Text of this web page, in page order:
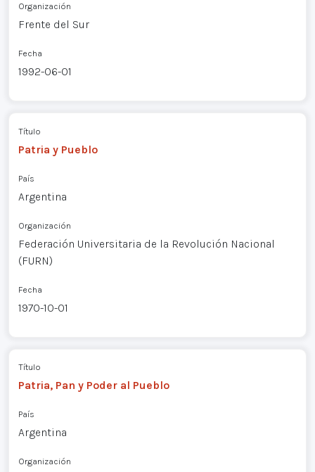
Organización
Frente del Sur
Fecha
1992-06-01
Título
Patria y Pueblo
País
Argentina
Organización
Federación Universitaria de la Revolución Nacional
(FURN)
Fecha
1970-10-01
Título
Patria, Pan y Poder al Pueblo
País
Argentina
Organización